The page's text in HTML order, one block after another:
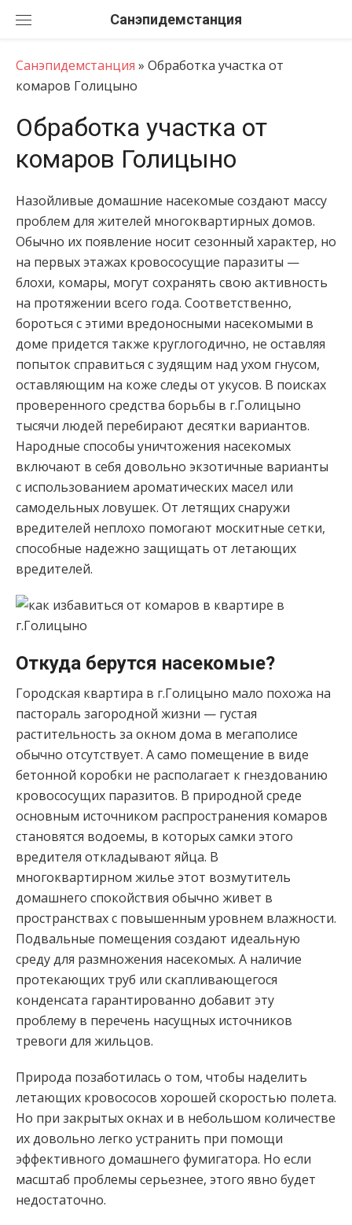
Санэпидемстанция
Санэпидемстанция » Обработка участка от
комаров Голицыно
Обработка участка от
комаров Голицыно
Назойливые домашние насекомые создают массу
проблем для жителей многоквартирных домов.
Обычно их появление носит сезонный характер, но
на первых этажах кровососущие паразиты —
блохи, комары, могут сохранять свою активность
на протяжении всего года. Соответственно,
бороться с этими вредоносными насекомыми в
доме придется также круглогодично, не оставляя
попыток справиться с зудящим над ухом гнусом,
оставляющим на коже следы от укусов. В поисках
проверенного средства борьбы в г.Голицыно
тысячи людей перебирают десятки вариантов.
Народные способы уничтожения насекомых
включают в себя довольно экзотичные варианты
с использованием ароматических масел или
самодельных ловушек. От летящих снаружи
вредителей неплохо помогают москитные сетки,
способные надежно защищать от летающих
вредителей.
Откуда берутся насекомые?
Городская квартира в г.Голицыно мало похожа на
пастораль загородной жизни — густая
растительность за окном дома в мегаполисе
обычно отсутствует. А само помещение в виде
бетонной коробки не располагает к гнездованию
кровососущих паразитов. В природной среде
основным источником распространения комаров
становятся водоемы, в которых самки этого
вредителя откладывают яйца. В
многоквартирном жилье этот возмутитель
домашнего спокойствия обычно живет в
пространствах с повышенным уровнем влажности.
Подвальные помещения создают идеальную
среду для размножения насекомых. А наличие
протекающих труб или скапливающегося
конденсата гарантированно добавит эту
проблему в перечень насущных источников
тревоги для жильцов.
Природа позаботилась о том, чтобы наделить
летающих кровососов хорошей скоростью полета.
Но при закрытых окнах и в небольшом количестве
их довольно легко устранить при помощи
эффективного домашнего фумигатора. Но если
масштаб проблемы серьезнее, этого явно будет
недостаточно.